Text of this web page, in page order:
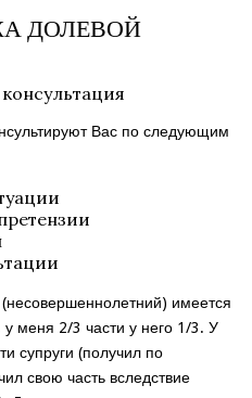
ДОЛЕВОЙ
Вас по следующим
имеется
у меня 2/3 части у него 1/3. У
супруги (получил по
свою часть вследствие